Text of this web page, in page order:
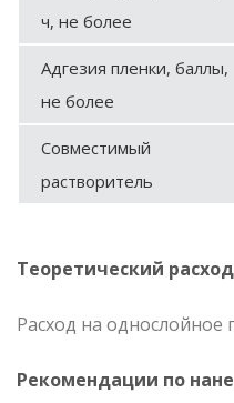
ч, не более
Адгезия пленки, баллы,
не более
Совместимый
растворитель
Теоретический расход
Расход на однослойное
Рекомендации по